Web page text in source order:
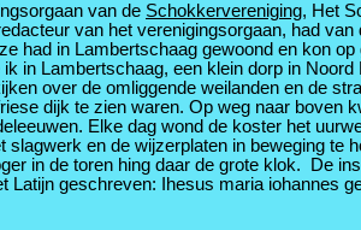
van de Schokkervereniging, Het
van het verenigingsorgaan, had
had in Lambertschaag gewoond en kon
in Lambertschaag, een klein dorp in
over de omliggende weilanden en de
dijk te zien waren. Op weg naar boven
Elke dag wond de koster het
slagwerk en de wijzerplaten in beweging te
in de toren hing daar de grote klok. De
Latijn geschreven: Ihesus maria iohannes